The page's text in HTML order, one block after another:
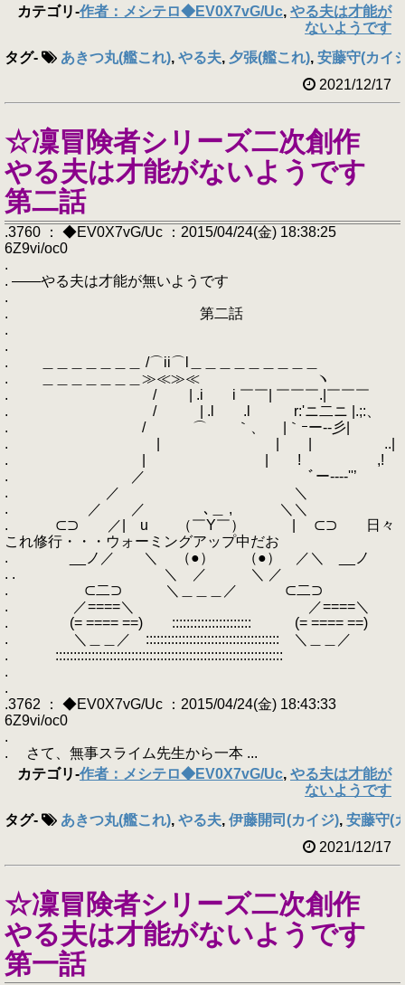
カテゴリ-作者：メシテロ◆EV0X7vG/Uc, やる夫は才能が
ないようです
タグ- あきつ丸(艦これ), やる夫, 夕張(艦これ), 安藤守(カイ
2021/12/17
☆凜冒険者シリーズ二次創作
やる夫は才能がないようです
第二話
.3760 ： ◆EV0X7vG/Uc ：2015/04/24(金) 18:38:25
6Z9vi/oc0
.
. ――やる夫は才能が無いようです
.
. 第二話
.
.
. ＿＿＿＿＿＿＿ /⌒ii⌒l＿＿＿＿＿＿＿＿＿
. ＿＿＿＿＿＿＿≫≪≫≪ ヽ
. / | .i i ￣￣| ￣￣￣.|￣￣￣
. / | .l .l r:'ニ二ニ |.;:、
. / ⌒ ｀、 |｀ｰー‐‐彡|
. | | | ..|
. | | ! ,!
. ／ ゝ ﾞー‐‐‐‐''’
. ／ ＼
. ／ ／ ､＿ , ＼＼
. ⊂⊃ ／| u （￣Y￣） | ⊂⊃ 日々
これ修行・・・ウォーミングアップ中だお
. ゝ__ノ／ ＼ （●） （●） ／＼ゝ__ノ
. . ＼ ／ ＼ ／
. ⊂二⊃ ＼＿＿＿／ ⊂二⊃
. ／====＼ ／====＼
. (= ==== ==) :::::::::::::::::::::: (= ==== ==)
. ＼＿＿／ ::::::::::::::::::::::::::::::::::::: ＼＿＿／
. :::::::::::::::::::::::::::::::::::::::::::::::::::::::::::::::
.
.
.3762 ： ◆EV0X7vG/Uc ：2015/04/24(金) 18:43:33
6Z9vi/oc0
.
. さて、無事スライム先生から一本 ...
カテゴリ-作者：メシテロ◆EV0X7vG/Uc, やる夫は才能が
ないようです
タグ- あきつ丸(艦これ), やる夫, 伊藤開司(カイジ), 安藤守(
2021/12/17
☆凜冒険者シリーズ二次創作
やる夫は才能がないようです
第一話